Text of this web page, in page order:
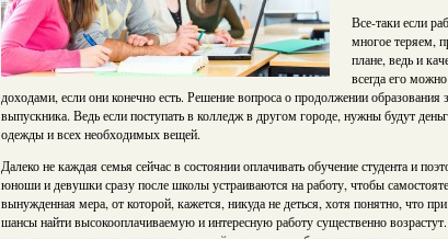
Все-таки если
многое теряем,
плане, ведь и
всегда его
доходами, если они конечно есть. Решение вопроса о продолжении образования
выпускника. Ведь если поступать в колледж в другом городе, нужны будут
одежды и всех необходимых вещей.
Далеко не каждая семья сейчас в состоянии оплачивать обучение студента и
юноши и девушки сразу после школы устраиваются на работу, чтобы
вынужденная мера, от которой, кажется, никуда не деться, хотя понятно, что
шансы найти высокооплачиваемую и интересную работу существенно